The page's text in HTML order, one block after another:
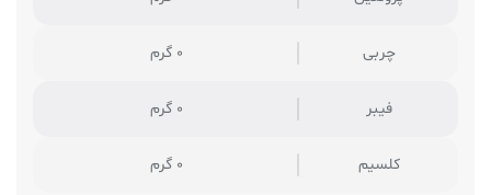
چربی 0 گرم
فیبر 0 گرم
کلسیم 0 گرم